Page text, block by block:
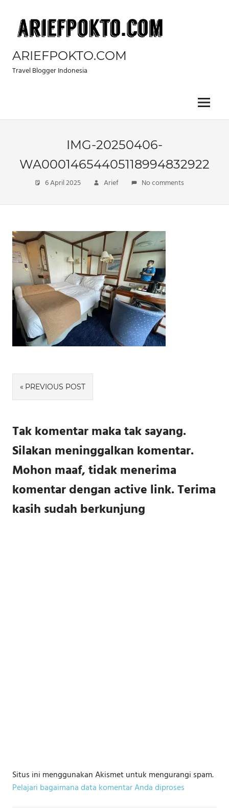
content
ARIEFPOKTO.COM
Travel Blogger Indonesia
Menu
IMG-20250406-
WA00014654405118994832922
6 April 2025 Arief No comments
Navigasi
pos
PREVIOUS POST
Tak komentar maka tak sayang.
Silakan meninggalkan komentar.
Mohon maaf, tidak menerima
komentar dengan active link. Terima
kasih sudah berkunjung
Situs ini menggunakan Akismet untuk mengurangi spam.
Pelajari bagaimana data komentar Anda diproses